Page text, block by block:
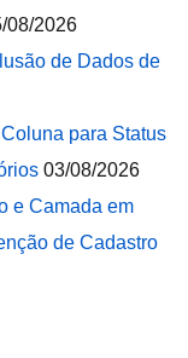
08/2026
de Dados de
para Status
03/08/2026
e Camada em
de Cadastro